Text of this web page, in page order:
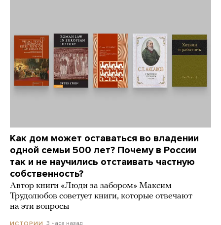
Как дом может оставаться во владении
одной семьи 500 лет? Почему в России
так и не научились отстаивать частную
собственность?
Автор книги «Люди за забором» Максим
Трудолюбов советует книги, которые отвечают
на эти вопросы
ИСТОРИИ 3 часа назад